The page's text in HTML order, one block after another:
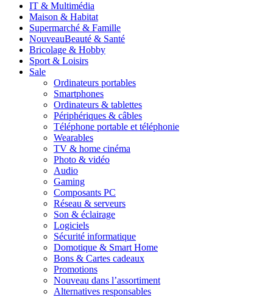
IT & Multimédia
Maison & Habitat
Supermarché & Famille
NouveauBeauté & Santé
Bricolage & Hobby
Sport & Loisirs
Sale
Ordinateurs portables
Smartphones
Ordinateurs & tablettes
Périphériques & câbles
Téléphone portable et téléphonie
Wearables
TV & home cinéma
Photo & vidéo
Audio
Gaming
Composants PC
Réseau & serveurs
Son & éclairage
Logiciels
Sécurité informatique
Domotique & Smart Home
Bons & Cartes cadeaux
Promotions
Nouveau dans l’assortiment
Alternatives responsables